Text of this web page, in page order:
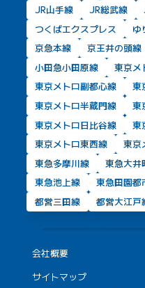
JR山手線
JR総武線
つくばエクスプレス
ゆ
京急本線
京王井の頭線
小田急小田原線
東京メ
東京メトロ副都心線
東
東京メトロ半蔵門線
東
東京メトロ日比谷線
東
東京メトロ東西線
東京
東急多摩川線
東急大井
東急池上線
東急田園都
都営三田線
都営大江戸
会社概要
サイトマップ